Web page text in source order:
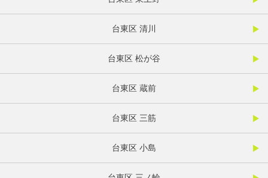
台東区 清川
台東区 松が谷
台東区 蔵前
台東区 三筋
台東区 小島